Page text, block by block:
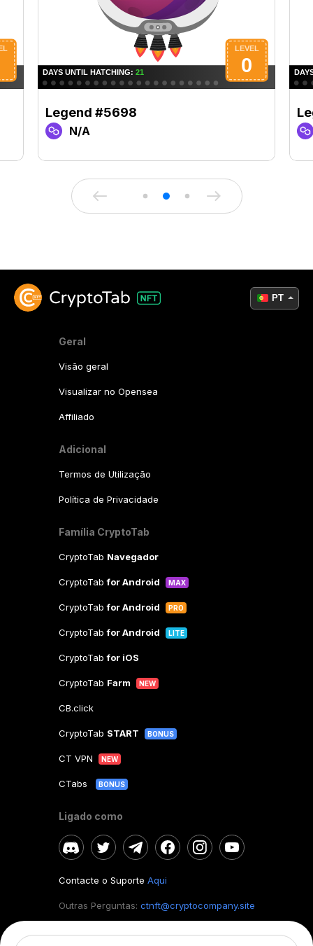
Legend #5698
N/A
Geral
Visão geral
Visualizar no Opensea
Affiliado
Adicional
Termos de Utilização
Política de Privacidade
Família CryptoTab
CryptoTab Navegador
CryptoTabfor Android MAX
CryptoTabfor Android PRO
CryptoTabfor Android LITE
CryptoTabfor iOS
CryptoTab Farm NEW
CB.click
CryptoTab START BONUS
CT VPN NEW
CTabs BONUS
Ligado como
Contacte o Suporte Aqui
Outras Perguntas: ctnft@cryptocompany.site
PT